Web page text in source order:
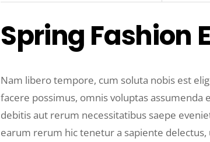
Spring Fashion
Nam libero tempore, cum soluta nobis est
facere possimus, omnis voluptas
debitis aut rerum necessitatibus saepe
earum rerum hic tenetur a sapiente